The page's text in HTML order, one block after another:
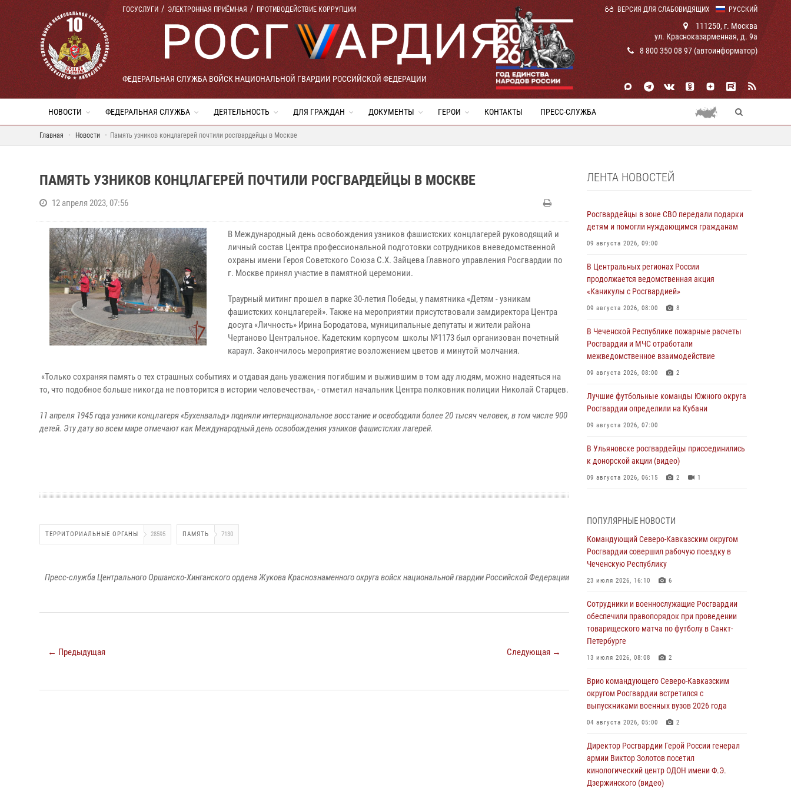
РУССКИЙ
ГОСУСЛУГИ ЭЛЕКТРОННАЯ ПРИЁМНАЯ ПРОТИВОДЕЙСТВИЕ КОРРУПЦИИ ВЕРСИЯ ДЛЯ СЛАБОВИДЯЩИХ
ФЕДЕРАЛЬНАЯ СЛУЖБА ВОЙСК НАЦИОНАЛЬНОЙ ГВАРДИИ РОССИЙСКОЙ ФЕДЕРАЦИИ
111250, г. Москва
ул. Красноказарменная, д. 9а
8 800 350 08 97 (автоинформатор)
НОВОСТИ ФЕДЕРАЛЬНАЯ СЛУЖБА ДЕЯТЕЛЬНОСТЬ ДЛЯ ГРАЖДАН ДОКУМЕНТЫ ГЕРОИ КОНТАКТЫ ПРЕСС-СЛУЖБА
Главная Новости Память узников концлагерей почтили росгвардейцы в Москве
ПАМЯТЬ УЗНИКОВ КОНЦЛАГЕРЕЙ ПОЧТИЛИ РОСГВАРДЕЙЦЫ В МОСКВЕ
12 апреля 2023, 07:56
В Международный день освобождения узников фашистских концлагерей руководящий и
личный состав Центра профессиональной подготовки сотрудников вневедомственной
охраны имени Героя Советского Союза С.Х. Зайцева Главного управления Росгвардии по
г. Москве принял участие в памятной церемонии.
Траурный митинг прошел в парке 30-летия Победы, у памятника «Детям - узникам
фашистских концлагерей». Также на мероприятии присутствовали замдиректора Центра
досуга «Личность» Ирина Бородатова, муниципальные депутаты и жители района
Чертаново Центральное. Кадетским корпусом школы №1173 был организован почетный
караул. Закончилось мероприятие возложением цветов и минутой молчания.
«Только сохраняя память о тех страшных событиях и отдавая дань уважения погибшим и выжившим в том аду людям, можно надеяться на
то, что подобное больше никогда не повторится в истории человечества», - отметил начальник Центра полковник полиции Николай Старцев.
11 апреля 1945 года узники концлагеря «Бухенвальд» подняли интернациональное восстание и освободили более 20 тысяч человек, в том числе 900
детей. Эту дату во всем мире отмечают как Международный день освобождения узников фашистских лагерей.
ТЕРРИТОРИАЛЬНЫЕ ОРГАНЫ 28595 ПАМЯТЬ 7130
Пресс-служба Центрального Оршанско-Хинганского ордена Жукова Краснознаменного округа войск национальной гвардии Российской Федерации
← Предыдущая Следующая →
ЛЕНТА НОВОСТЕЙ
Росгвардейцы в зоне СВО передали подарки
детям и помогли нуждающимся гражданам
09 августа 2026, 09:00
В Центральных регионах России
продолжается ведомственная акция
«Каникулы с Росгвардией»
09 августа 2026, 08:00 8
В Чеченской Республике пожарные расчеты
Росгвардии и МЧС отработали
межведомственное взаимодействие
09 августа 2026, 08:00 2
Лучшие футбольные команды Южного округа
Росгвардии определили на Кубани
09 августа 2026, 07:00
В Ульяновске росгвардейцы присоединились
к донорской акции (видео)
09 августа 2026, 06:15 2 1
Росгвардейцы провели занятие по
стрелковой подготовке для воспитанников
Центра детского, юношеского туризма и
Республики
09 августа 2026, 05:00
Всероссийская ведомственная акции
«Каникулы с Росгвардией проходит в Сибири
Росгвардейцы провели патриотическое
занятие для детей на Поклонной горе в
Москве (видео)
В ЛНР росгвардейцы провели тренировку по
единоборствам для юных воспитанников
спортивной школы
ПОПУЛЯРНЫЕ НОВОСТИ
Командующий Северо-Кавказским округом
Росгвардии совершил рабочую поездку в
Чеченскую Республику
23 июля 2026, 16:10 6
Сотрудники и военнослужащие Росгвардии
обеспечили правопорядок при проведении
товарищеского матча по футболу в Санкт-
Петербурге
13 июля 2026, 08:08 2
Врио командующего Северо-Кавказским
округом Росгвардии встретился с
выпускниками военных вузов 2026 года
04 августа 2026, 05:00 2
Директор Росгвардии Герой России генерал
армии Виктор Золотов посетил
кинологический центр ОДОН имени Ф.Э.
Дзержинского (видео)